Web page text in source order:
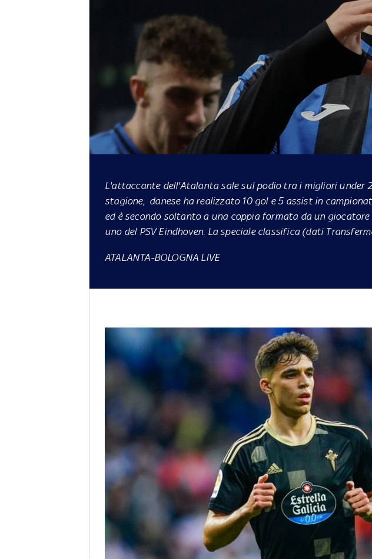
L'attaccante dell'Atalanta sale sul podio tra i migliori under
stagione, danese ha realizzato 10 gol e 5 assist in
ed è secondo soltanto a una coppia formata da un giocatore
uno del PSV Eindhoven. La speciale classifica (dati
ATALANTA-BOLOGNA LIVE